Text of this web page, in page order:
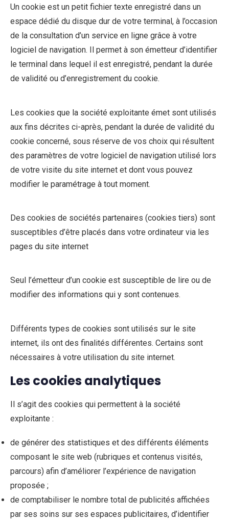
Un cookie est un petit fichier texte enregistré dans un
espace dédié du disque dur de votre terminal, à l’occasion
de la consultation d’un service en ligne grâce à votre
logiciel de navigation. Il permet à son émetteur d’identifier
le terminal dans lequel il est enregistré, pendant la durée
de validité ou d’enregistrement du cookie.
Les cookies que la société exploitante émet sont utilisés
aux fins décrites ci-après, pendant la durée de validité du
cookie concerné, sous réserve de vos choix qui résultent
des paramètres de votre logiciel de navigation utilisé lors
de votre visite du site internet et dont vous pouvez
modifier le paramétrage à tout moment.
Des cookies de sociétés partenaires (cookies tiers) sont
susceptibles d’être placés dans votre ordinateur via les
pages du site internet
Seul l’émetteur d’un cookie est susceptible de lire ou de
modifier des informations qui y sont contenues.
Différents types de cookies sont utilisés sur le site
internet, ils ont des finalités différentes. Certains sont
nécessaires à votre utilisation du site internet.
Les cookies analytiques
Il s’agit des cookies qui permettent à la société
exploitante :
de générer des statistiques et des différents éléments
composant le site web (rubriques et contenus visités,
parcours) afin d’améliorer l’expérience de navigation
proposée ;
de comptabiliser le nombre total de publicités affichées
par ses soins sur ses espaces publicitaires, d’identifier